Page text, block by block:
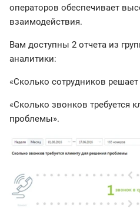
операторов обеспечивает
взаимодействия.
Вам доступны 2 отчета из
аналитики:
«Сколько сотрудников
«Сколько звонков требуется
проблемы».